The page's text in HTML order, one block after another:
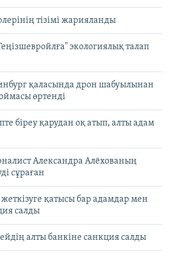
тізімі жарияланды
экологиялық талап
қаласында дрон шабуылынан
өртенді
біреу қарудан оқ атып, алты адам
Александра Алёхованың
сұраған
қатысы бар адамдар мен
салды
алты банкіне санкция салды